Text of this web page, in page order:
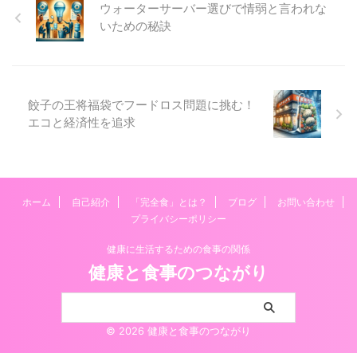
ウォーターサーバー選びで情弱と言われな
いための秘訣
餃子の王将福袋でフードロス問題に挑む！
エコと経済性を追求
ホーム 自己紹介 「完全食」とは？ ブログ
お問い合わせ
プライバシーポリシー
健康に生活するための食事の関係
健康と食事のつながり
© 2026 健康と食事のつながり